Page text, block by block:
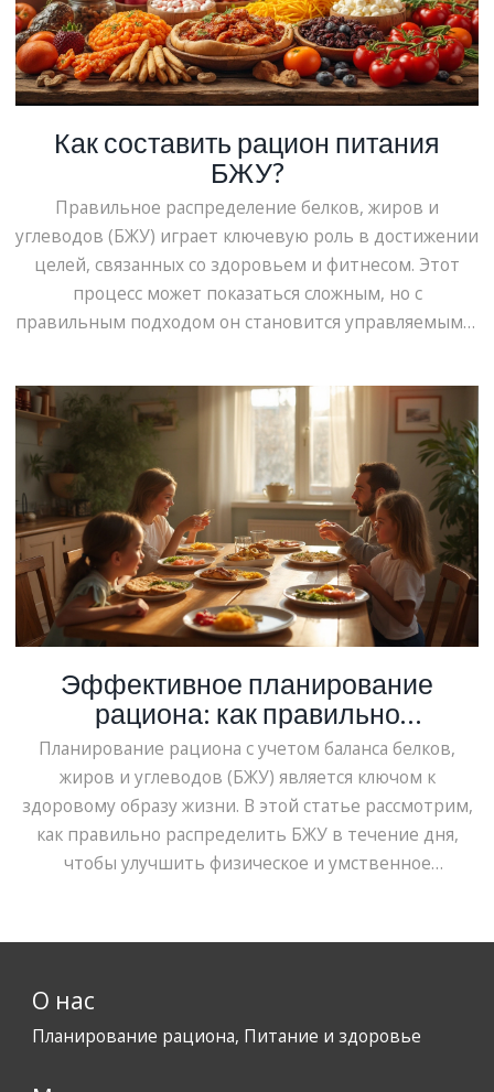
Как составить рацион питания
БЖУ?
Правильное распределение белков, жиров и
углеводов (БЖУ) играет ключевую роль в достижении
целей, связанных со здоровьем и фитнесом. Этот
процесс может показаться сложным, но с
правильным подходом он становится управляемым и
шаги по составлению рациона с учетом БЖУ, а также
предлагаются практичные советы и интересные
факты, которые помогут сделать ваше питание более
сбалансированным и эффективным.
Эффективное планирование
рациона: как правильно
распределить БЖУ
Планирование рациона с учетом баланса белков,
жиров и углеводов (БЖУ) является ключом к
здоровому образу жизни. В этой статье рассмотрим,
как правильно распределить БЖУ в течение дня,
чтобы улучшить физическое и умственное
здоровье, и как адаптировать питание под ваш
советы по созданию сбалансированного меню,
которое отвечает индивидуальным требованиям.
О нас
Планирование рациона, Питание и здоровье